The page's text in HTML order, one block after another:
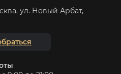
ул. Новый Арбат,